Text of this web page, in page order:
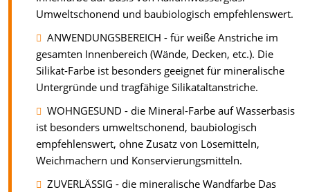
Umweltschonend und baubiologisch empfehlenswert.
ANWENDUNGSBEREICH - für weiße Anstriche im
gesamten Innenbereich (Wände, Decken, etc.). Die
Silikat-Farbe ist besonders geeignet für mineralische
Untergründe und tragfähige Silikataltanstriche.
WOHNGESUND - die Mineral-Farbe auf Wasserbasis
ist besonders umweltschonend, baubiologisch
empfehlenswert, ohne Zusatz von Lösemitteln,
Weichmachern und Konservierungsmitteln.
ZUVERLÄSSIG - die mineralische Wandfarbe Das